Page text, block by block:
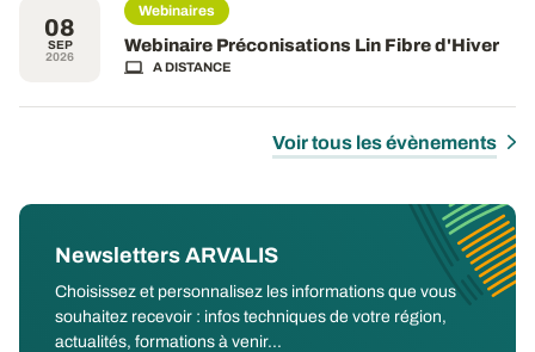
08
SEP
2026
Webinaires
Webinaire Préconisations Lin Fibre d'Hiver
A DISTANCE
Voir tous les évènements
Newsletters ARVALIS
Choisissez et personnalisez les informations que vous
souhaitez recevoir : infos techniques de votre région,
actualités, formations à venir...